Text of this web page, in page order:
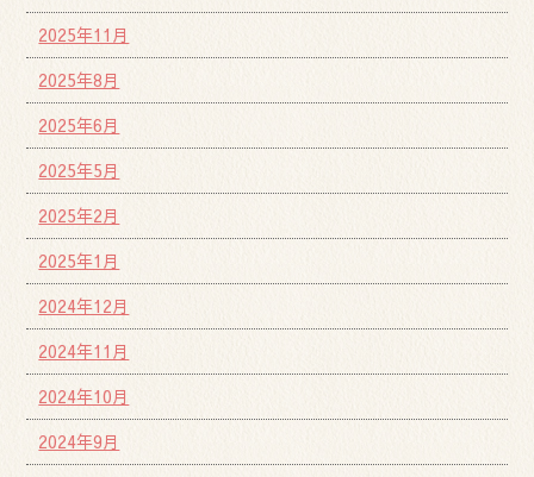
2025年11月
2025年8月
2025年6月
2025年5月
2025年2月
2025年1月
2024年12月
2024年11月
2024年10月
2024年9月